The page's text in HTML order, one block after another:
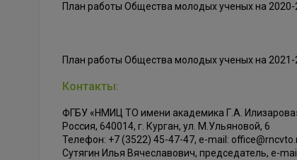
План работы Общества молодых ученых на
План работы Общества молодых ученых на
Контакты:
ФГБУ «НМИЦ ТО имени академика Г.А.
Россия, 640014, г. Курган, ул. М.Ульяновой, 6
Телефон: +7 (3522) 45-47-47, e-mail:
Сутягин Илья Вячеславович, председатель, е-